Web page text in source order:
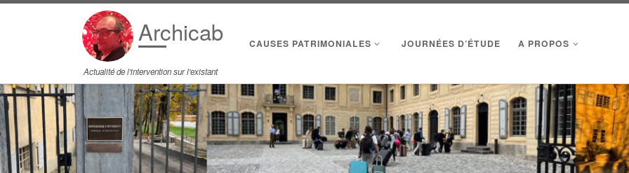
Passer au contenu Archicab
Actualité de l'intervention sur l'existant
CAUSES PATRIMONIALES JOURNÉES D’ÉTUDE A PROPOS